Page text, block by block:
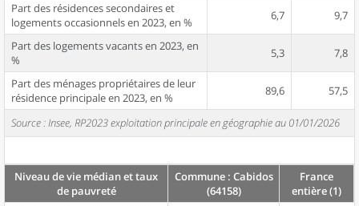
Part des résidences secondaires et
logements occasionnels en 2023, en %
6,7 9,7
Part des logements vacants en 2023, en
%
5,3 7,8
Part des ménages propriétaires de leur
résidence principale en 2023, en %
89,6 57,5
Source : Insee, RP2023 exploitation principale en géographie au 01/01/2026
Niveau de vie médian et taux
de pauvreté
Commune : Cabidos
(64158)
France
entière (1)